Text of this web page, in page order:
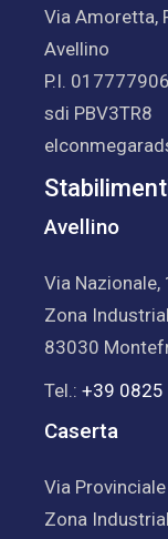
Via Amoretta,
Avellino
P.I.
sdi PBV3TR8
Avellino
Via Nazionale,
Zona
83030
Tel.:+39 0825
Caserta
Via
Zona